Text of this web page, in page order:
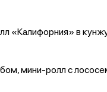
«Калифорния» в
мини-ролл с